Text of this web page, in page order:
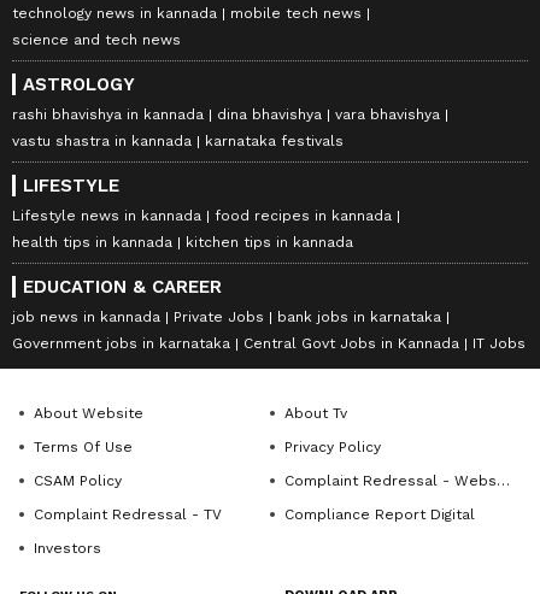
technology news in kannada
mobile tech news
science and tech news
ASTROLOGY
rashi bhavishya in kannada dina bhavishya
vara bhavishya
vastu shastra in kannada
karnataka festivals
LIFESTYLE
Lifestyle news in kannada
food recipes in kannada
health tips in kannada
kitchen tips in kannada
EDUCATION & CAREER
job news in kannada Private Jobs
bank jobs in karnataka
Government jobs in karnataka
Central Govt Jobs in Kannada IT Jobs
About Website
About Tv
Terms Of Use
Privacy Policy
CSAM Policy
Complaint Redressal - Website
Complaint Redressal - TV
Compliance Report Digital
Investors